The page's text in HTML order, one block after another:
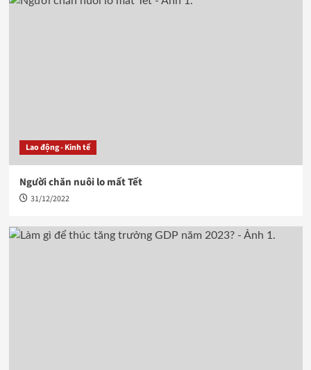
Lao động - Kinh tế
Người chăn nuôi lo mất Tết
31/12/2022